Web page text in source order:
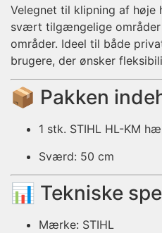
Velegnet til klipning af
svært tilgængelige områder
områder. Ideel til både
brugere, der ønsker
📦 Pakken
1 stk. STIHL HL-KM
Sværd: 50 cm
📊 Tekniske
Mærke: STIHL